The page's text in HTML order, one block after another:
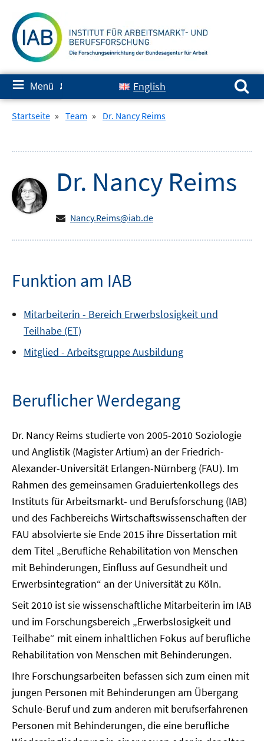
zum
Inhalt
≡ Menü ✘ English
Suchen nach:
Startseite » Team » Dr. Nancy Reims
Dr. Nancy Reims
Nancy.Reims@iab.de
Funktion am IAB
Mitarbeiterin - Bereich Erwerbslosigkeit und
Teilhabe (ET)
Mitglied - ArbeitsgruppeAusbildung
Beruflicher Werdegang
Dr. Nancy Reims studierte von 2005-2010 Soziologie
und Anglistik (Magister Artium) an der Friedrich-
Alexander-Universität Erlangen-Nürnberg (FAU). Im
Rahmen des gemeinsamen Graduiertenkollegs des
Instituts für Arbeitsmarkt- und Berufsforschung (IAB)
und des Fachbereichs Wirtschaftswissenschaften der
FAU absolvierte sie Ende 2015 ihre Dissertation mit
dem Titel „Berufliche Rehabilitation von Menschen
mit Behinderungen, Einfluss auf Gesundheit und
Erwerbsintegration“ an der Universität zu Köln.
Seit 2010 ist sie wissenschaftliche Mitarbeiterin im IAB
und im Forschungsbereich „Erwerbslosigkeit und
Teilhabe“ mit einem inhaltlichen Fokus auf berufliche
Rehabilitation von Menschen mit Behinderungen.
Ihre Forschungsarbeiten befassen sich zum einen mit
jungen Personen mit Behinderungen am Übergang
Schule-Beruf und zum anderen mit berufserfahrenen
Personen mit Behinderungen, die eine berufliche